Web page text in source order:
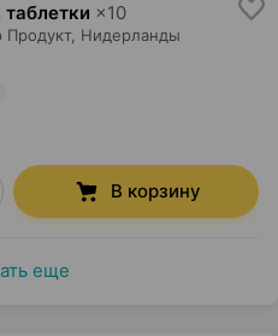
×10
Продукт, Нидерланды
В корзину
еще